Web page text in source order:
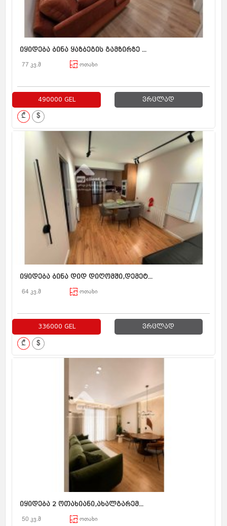
იყიდება ბინა ყაზბეგის გამზირზე ...
77 კვ.მ ოთახი
490000 GEL ვრცლად
₾ $
იყიდება ბინა დიდ დიღომში,დემეტ...
64 კვ.მ ოთახი
336000 GEL ვრცლად
₾ $
იყიდება 2 ოთახიანი,ახალგარემ...
50 კვ.მ ოთახი